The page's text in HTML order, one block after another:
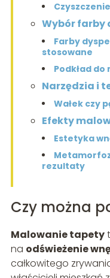
Wybór farby
Farby
stosowane
Podkład
Narzędzia i
Wałek czy
Efekty
Estetyka
rezultaty
Czy można
Malowanie tapety
na odświeżenie
całkowitego